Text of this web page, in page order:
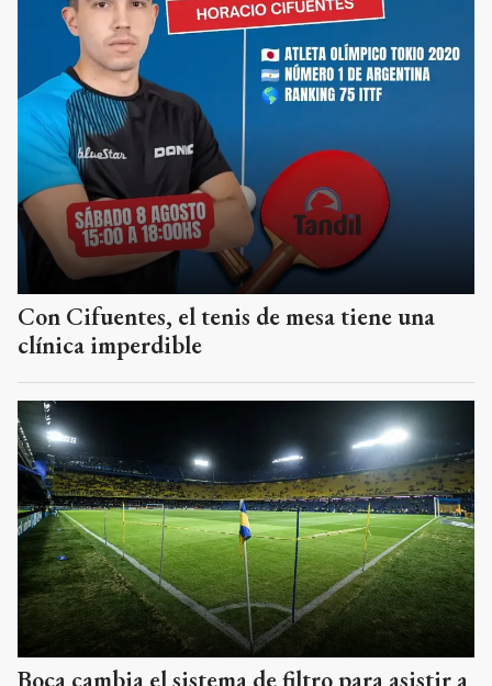
Con Cifuentes, el tenis de mesa tiene una
clínica imperdible
Boca cambia el sistema de filtro para asistir a